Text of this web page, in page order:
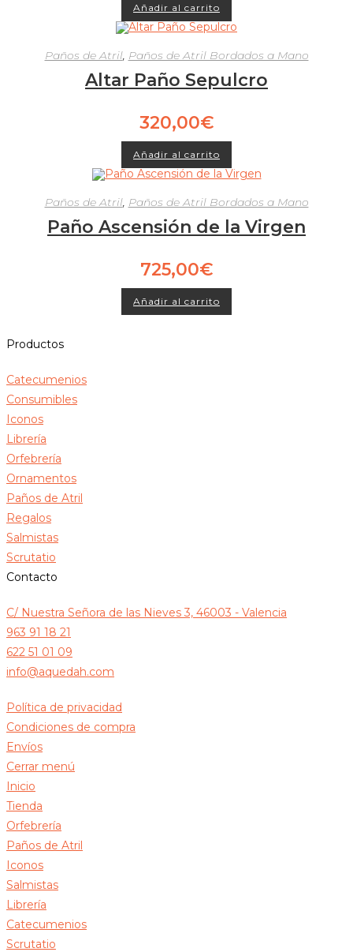
Añadir al carrito
Paños de Atril, Paños de Atril Bordados a Mano
Altar Paño Sepulcro
320,00€
Añadir al carrito
Paños de Atril, Paños de Atril Bordados a Mano
Paño Ascensión de la Virgen
725,00€
Añadir al carrito
Productos
Catecumenios
Consumibles
Iconos
Librería
Orfebrería
Ornamentos
Paños de Atril
Regalos
Salmistas
Scrutatio
Contacto
C/ Nuestra Señora de las Nieves 3, 46003 - Valencia
963 91 18 21
622 51 01 09
info@aquedah.com
Política de privacidad
Condiciones de compra
Envíos
Cerrar menú
Inicio
Tienda
Orfebrería
Paños de Atril
Iconos
Salmistas
Librería
Catecumenios
Scrutatio